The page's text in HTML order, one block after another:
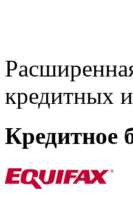
кредитных
Кредитное